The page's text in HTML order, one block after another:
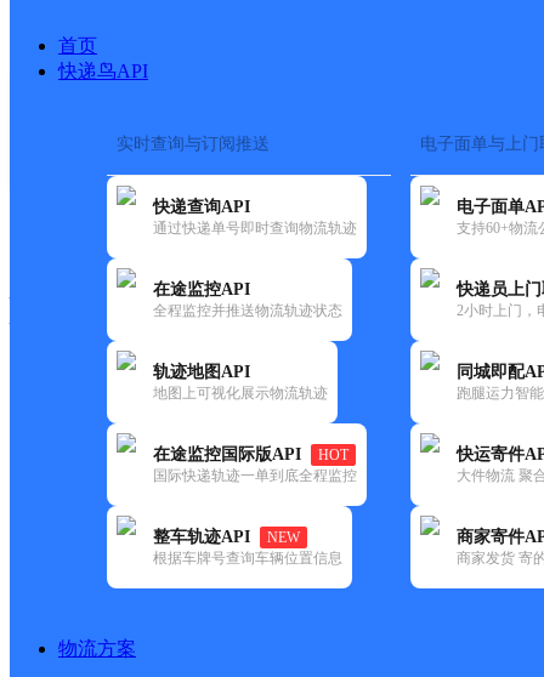
首页
快递鸟API
实时查询与订阅推送
快递查询API
通过快递单号即时查询物流轨迹
在途监控API
全程监控并推送物流轨迹状态
轨迹地图API
地图上可视化展示物流轨迹
在途监控国际版API
HOT
国际快递轨迹一单到底全程监控
整车轨迹API
NEW
根据车牌号查询车辆位置信息
电子面单与上门
电子面单
支持60+物流
快递员上
2小时上门，
同城即配
跑腿运力智
快运寄件
大件物流 聚
商家寄件
商家发货 寄
物流方案
快运大全 快递时效
极兔
本溪明山牛心台网点
更新时间：2021-11-26 00:00:00
所属快递：极兔速递
所属区域：辽宁省-本溪市-明山区